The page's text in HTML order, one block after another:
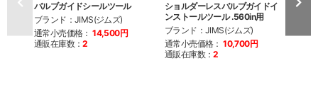
バルブガイドシールツール
ブランド：JIMS(ジムズ)
通常小売価格： 14,500円
通販在庫数：2
ショルダーレスバルブガイドイ
ンストールツール .560in用
ブランド：JIMS(ジムズ)
通常小売価格： 10,700円
通販在庫数：2
バル
通常